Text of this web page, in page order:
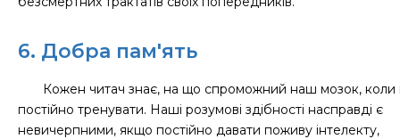
6. Добра пам'ять
Кожен читач знає, на що спроможний наш мозок, коли
постійно тренувати. Наші розумові здібності насправді є
невичерпними, якщо постійно давати поживу інтелекту,